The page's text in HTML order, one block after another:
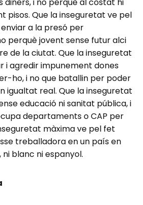
pisos. Que la inseguretat ve pel
a la presó per
perquè jovent sense futur alci
de la ciutat. Que la inseguretat
i agredir impunement dones
ho, i no que batallin per poder
igualtat real. Que la inseguretat
educació ni sanitat pública, i
departaments o CAP per
màxima ve pel fet
treballadora en un país en
blanc ni espanyol.